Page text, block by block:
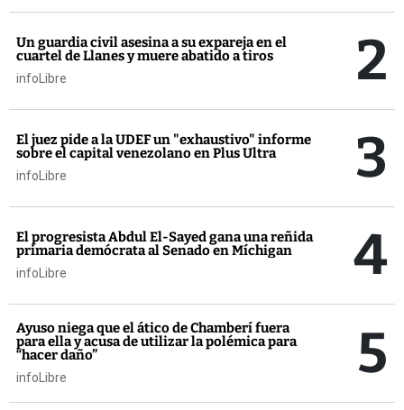
Un guardia civil asesina a su expareja en el
cuartel de Llanes y muere abatido a tiros
infoLibre 2
El juez pide a la UDEF un "exhaustivo" informe
sobre el capital venezolano en Plus Ultra
infoLibre 3
El progresista Abdul El-Sayed gana una reñida
primaria demócrata al Senado en Míchigan
infoLibre 4
Ayuso niega que el ático de Chamberí fuera
para ella y acusa de utilizar la polémica para
“hacer daño”
infoLibre 5